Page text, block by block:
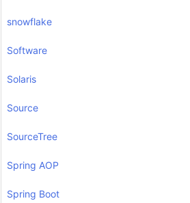
snowflake
Software
Solaris
Source
SourceTree
Spring AOP
Spring Boot